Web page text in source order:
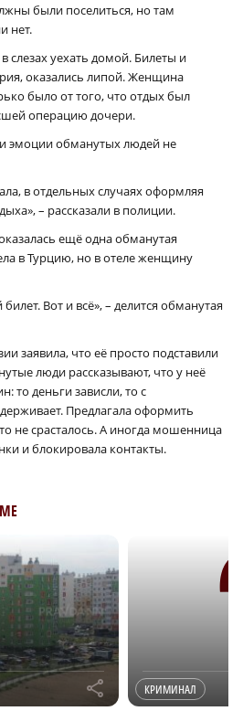
были поселиться, но там
нет.
слезах уехать домой. Билеты и
оказались липой. Женщина
было от того, что отдых был
операцию дочери.
эмоции обманутых людей не
в отдельных случаях оформляя
– рассказали в полиции.
ещё одна обманутая
в Турцию, но в отеле женщину
Вот и всё», – делится обманутая
заявила, что её просто подставили
люди рассказывают, что у неё
то деньги зависли, то с
Предлагала оформить
не срасталось. А иногда мошенница
и блокировала контакты.
r КРИМИНАЛ